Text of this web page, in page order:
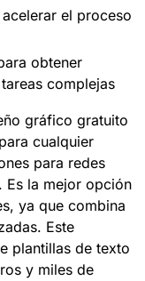
el proceso
obtener
complejas
gráfico gratuito
cualquier
para redes
Es la mejor opción
ya que combina
Este
plantillas de texto
y miles de